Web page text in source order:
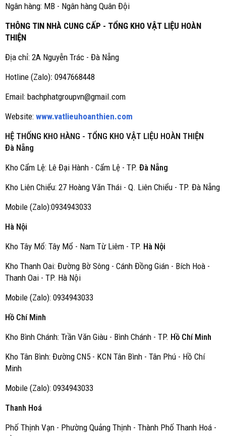
Ngân hàng: MB - Ngân hàng Quân Đội
THÔNG TIN NHÀ CUNG CẤP - TỔNG KHO VẬT LIỆU HOÀN
THIỆN
Địa chỉ: 2A Nguyễn Trác - Đà Nẵng
Hotline (Zalo): 0947668448
Email: bachphatgroupvn@gmail.com
Website: www.vatlieuhoanthien.com
HỆ THỐNG KHO HÀNG - TỔNG KHO VẬT LIỆU HOÀN THIỆN
Đà Nẵng
Kho Cẩm Lệ: Lê Đại Hành - Cẩm Lệ - TP. Đà Nẵng
Kho Liên Chiểu: 27 Hoàng Văn Thái - Q. Liên Chiểu - TP. Đà Nẵng
Mobile (Zalo):0934943033
Hà Nội
Kho Tây Mổ: Tây Mổ - Nam Từ Liêm - TP. Hà Nội
Kho Thanh Oai: Đường Bờ Sông - Cánh Đồng Gián - Bích Hoà -
Thanh Oai - TP. Hà Nội
Mobile (Zalo): 0934943033
Hồ Chí Minh
Kho Bình Chánh: Trần Văn Giàu - Bình Chánh - TP. Hồ Chí Minh
Kho Tân Bình: Đường CN5 - KCN Tân Bình - Tân Phú - Hồ Chí
Minh
Mobile (Zalo): 0934943033
Thanh Hoá
Phố Thịnh Vạn - Phường Quảng Thịnh - Thành Phố Thanh Hoá -